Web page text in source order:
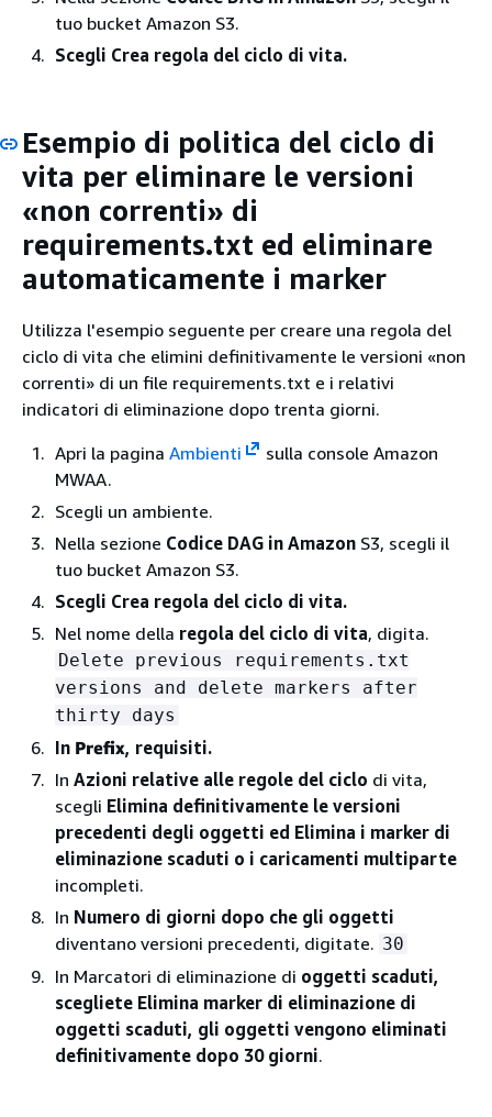
tuo bucket Amazon S3.
Scegli Crea regola del ciclo di vita.
Esempio di politica del ciclo di
vita per eliminare le versioni
«non correnti» di
requirements.txt ed eliminare
automaticamente i marker
Utilizza l'esempio seguente per creare una regola del
ciclo di vita che elimini definitivamente le versioni «non
correnti» di un file requirements.txt e i relativi
indicatori di eliminazione dopo trenta giorni.
Apri la pagina Ambienti
sulla console Amazon
MWAA.
Scegli un ambiente.
Nella sezione Codice DAG in Amazon S3, scegli il
tuo bucket Amazon S3.
Scegli Crea regola del ciclo di vita.
Nel nome della regola del ciclo di vita, digita.
Delete previous requirements.txt
versions and delete markers after
thirty days
In Prefix, requisiti.
In Azioni relative alle regole del ciclo di vita,
scegli Elimina definitivamente le versioni
precedenti degli oggetti ed Elimina i marker di
eliminazione scaduti o i caricamenti multiparte
incompleti.
In Numero di giorni dopo che gli oggetti
diventano versioni precedenti, digitate. 30
In Marcatori di eliminazione di oggetti scaduti,
scegliete Elimina marker di eliminazione di
oggetti scaduti, gli oggetti vengono eliminati
definitivamente dopo 30 giorni.